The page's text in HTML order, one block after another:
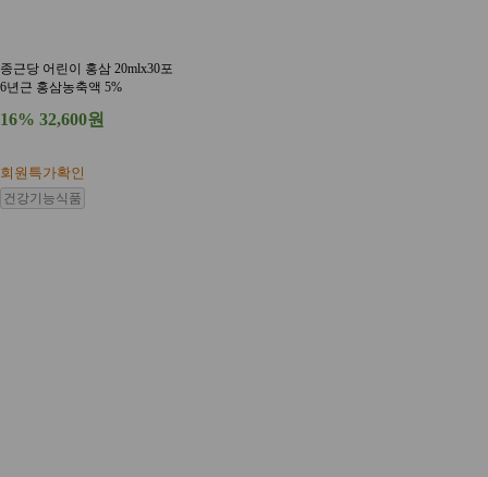
종근당 어린이 홍삼 20mlx30포
6년근 홍삼농축액 5%
16% 32,600원
회원특가확인
건강기능식품